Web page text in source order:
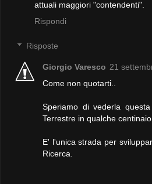
attuali maggiori "contendenti".
Rispondi
Risposte
Giorgio Varesco 21
Come non quotarti..
Speriamo di vederla
Terrestre in qualche centinaio
E' l'unica strada per
Ricerca.